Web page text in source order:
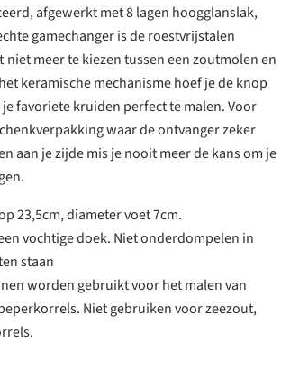
afgewerkt met 8 lagen hoogglanslak,
gamechanger is de roestvrijstalen
meer te kiezen tussen een zoutmolen en
keramische mechanisme hoef je de knop
favoriete kruiden perfect te malen. Voor
waar de ontvanger zeker
aan je zijde mis je nooit meer de kans om je
23,5cm, diameter voet 7cm.
vochtige doek. Niet onderdompelen in
staan
worden gebruikt voor het malen van
Niet gebruiken voor zeezout,